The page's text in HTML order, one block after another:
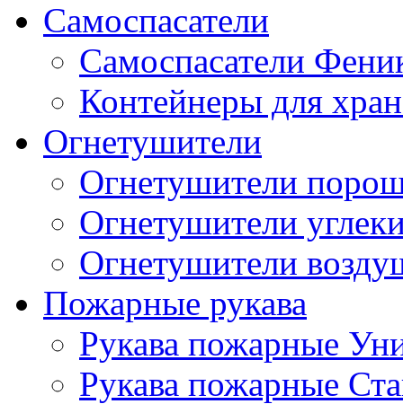
Самоспасатели
Самоспасатели
Контейнеры для
Огнетушители
Огнетушители
Огнетушители
Огнетушители
Пожарные рукава
Рукава пожарные
Рукава пожарные